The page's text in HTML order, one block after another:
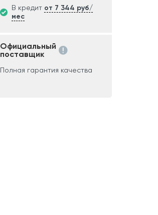
В кредит от 7 344 руб/
мес
Официальный
поставщик
Полная гарантия качества